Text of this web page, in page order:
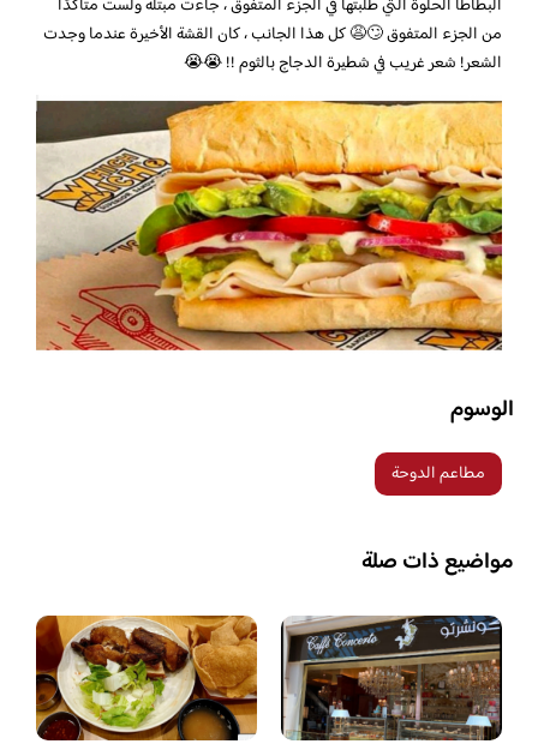
من الجزء المتفوق 🙄😩 كل هذا الجانب ، كان القشة الأخيرة عندما وجدت
الشعر! شعر غريب في شطيرة الدجاج بالثوم !! 😭😭
الوسوم
مطاعم الدوحة
مواضيع ذات صلة